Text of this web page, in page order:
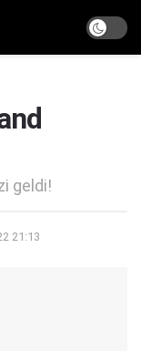
geldi!
21:13